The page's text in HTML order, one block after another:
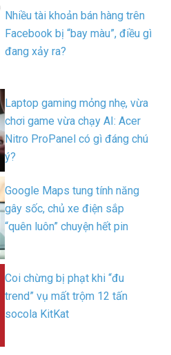
Nhiều tài khoản bán hàng trên
Facebook bị “bay màu”, điều gì
đang xảy ra?
Laptop gaming mỏng nhẹ, vừa
chơi game vừa chạy AI: Acer
Nitro ProPanel có gì đáng chú
ý?
Google Maps tung tính năng
gây sốc, chủ xe điện sắp
“quên luôn” chuyện hết pin
Coi chừng bị phạt khi “đu
trend” vụ mất trộm 12 tấn
socola KitKat